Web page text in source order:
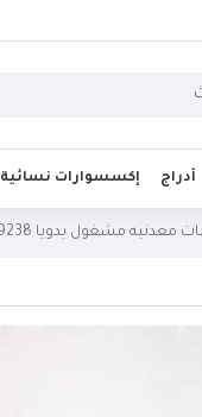
أدراج إكسسوارات نسائية
مشغول يدويا 9238